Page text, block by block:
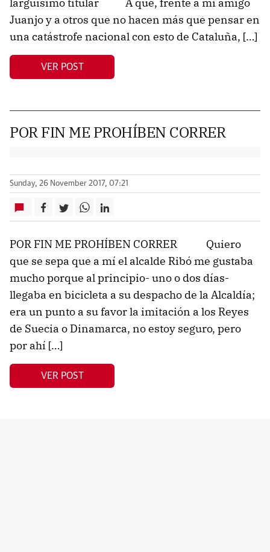
Juanjo y a otros que no hacen más que pensar en
una catástrofe nacional con esto de Cataluña, […]
VER POST
POR FIN ME PROHÍBEN CORRER
Sunday, 26 November 2017, 07:21
POR FIN ME PROHÍBEN CORRER Quiero
que se sepa que a mí el alcalde Ribó me gustaba
mucho porque al principio- uno o dos días-
llegaba en bicicleta a su despacho de la Alcaldía;
era un punto a su favor la imitación a los Reyes
de Suecia o Dinamarca, no estoy seguro, pero
por ahí […]
VER POST